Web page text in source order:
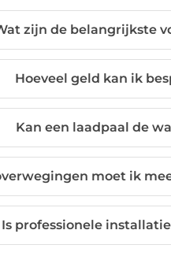
zijn de belangrijkste
Hoeveel geld kan ik
Kan een laadpaal de
moet ik
Is professionele